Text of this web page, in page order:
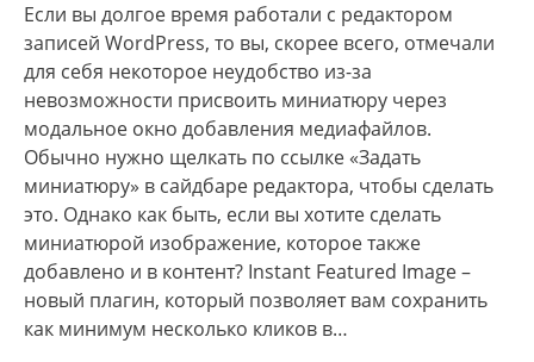
Если вы долгое время работали с редактором
записей WordPress, то вы, скорее всего, отмечали
для себя некоторое неудобство из-за
невозможности присвоить миниатюру через
модальное окно добавления медиафайлов.
Обычно нужно щелкать по ссылке «Задать
миниатюру» в сайдбаре редактора, чтобы сделать
это. Однако как быть, если вы хотите сделать
миниатюрой изображение, которое также
добавлено и в контент? Instant Featured Image –
новый плагин, который позволяет вам сохранить
как минимум несколько кликов в…